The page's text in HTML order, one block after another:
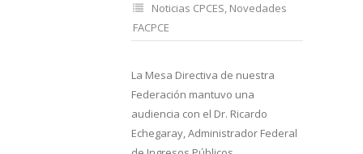
Noticias CPCES, Novedades
FACPCE
La Mesa Directiva de nuestra
Federación mantuvo una
audiencia con el Dr. Ricardo
Echegaray, Administrador Federal